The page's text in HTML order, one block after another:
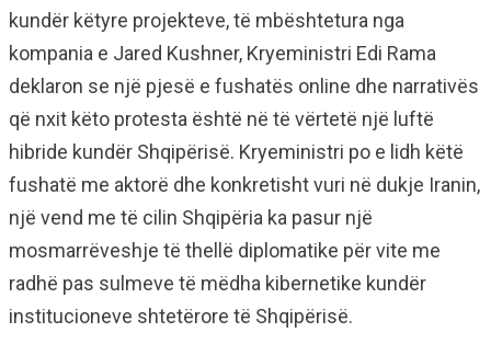
kundër këtyre projekteve, të mbështetura nga
kompania e Jared Kushner, Kryeministri Edi Rama
deklaron se një pjesë e fushatës online dhe narrativës
që nxit këto protesta është në të vërtetë një luftë
hibride kundër Shqipërisë. Kryeministri po e lidh këtë
fushatë me aktorë dhe konkretisht vuri në dukje Iranin,
një vend me të cilin Shqipëria ka pasur një
mosmarrëveshje të thellë diplomatike për vite me
radhë pas sulmeve të mëdha kibernetike kundër
institucioneve shtetërore të Shqipërisë.